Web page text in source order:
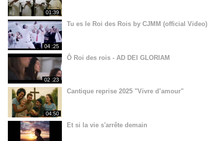
01:39
04 :25
Tu es le Roi des Rois by CJMM (official Video)
02 :23
Ô Roi des rois - AD DEI GLORIAM
04:50
Cantique reprise 2025 "Vivre d’amour"
Et si la vie s'arrête demain